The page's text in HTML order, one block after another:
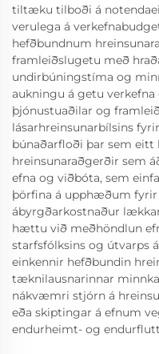
tiltæku tilboði á
verulega á
hefðbundnum
framleiðslugetu með
undirbúningstíma og
aukningu á getu
þjónustuaðilar og
lásarhreinsunarbílsins
búnaðarfloði þar sem
hreinsunaraðgerðir sem
efna og viðbóta, sem
þörfina á upphæðum
ábyrgðarkostnaður
hættu við meðhöndlun
starfsfólksins og útvarps
einkennir hefðbundin
tæknilausnarinnar
nákvæmri stjórn á
eða skiptingar á efnum
endurheimt- og